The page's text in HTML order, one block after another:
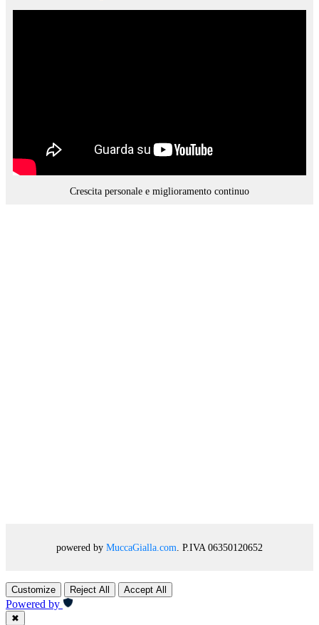
Crescita personale e miglioramento continuo
powered by MuccaGialla.com . P.IVA 06350120652
Customize Reject All Accept All
Powered by
✖